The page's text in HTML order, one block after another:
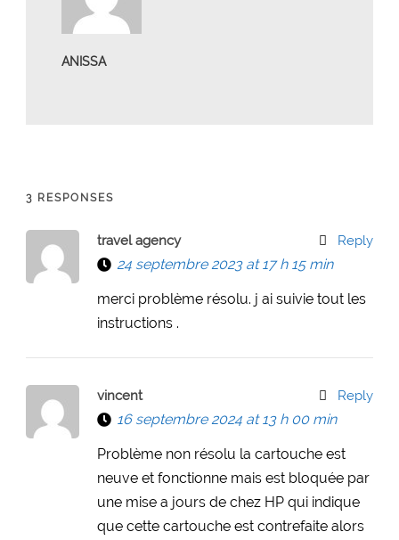
ANISSA
3 RESPONSES
travel agency
24 septembre 2023 at 17 h 15 min
Reply
merci problème résolu. j ai suivie tout les
instructions .
vincent
16 septembre 2024 at 13 h 00 min
Reply
Problème non résolu la cartouche est
neuve et fonctionne mais est bloquée par
une mise a jours de chez HP qui indique
que cette cartouche est contrefaite alors